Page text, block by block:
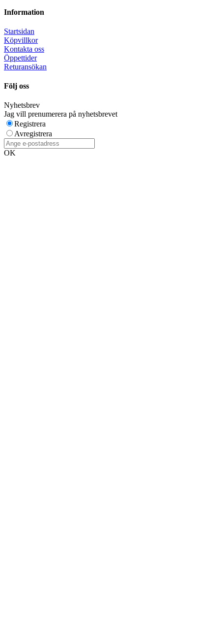
Information
Startsidan
Köpvillkor
Kontakta oss
Öppettider
Returansökan
Följ oss
Nyhetsbrev
Jag vill prenumerera på nyhetsbrevet
Registrera
Avregistrera
OK